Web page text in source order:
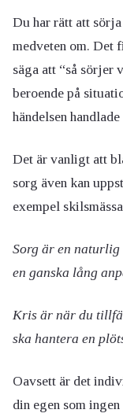
Du har rätt att
medveten om. Det
säga att “så sörjer
beroende på
händelsen
Det är vanligt att
sorg även kan
exempel
Sorg är en
en ganska lång
Kris är när du
ska hantera en
Oavsett är det
din egen som